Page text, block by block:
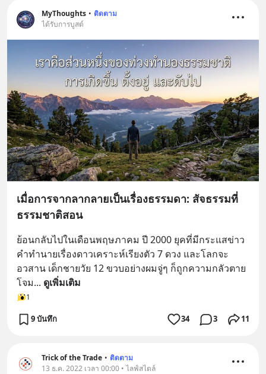
MyThoughts • ติดตาม
ได้รับการบูสต์
เมื่อการจากลากลายเป็นเรื่องธรรมดา: สัจธรรมที่
ธรรมชาติสอน
ย้อนกลับไปในเดือนพฤษภาคม ปี 2000 ยุคที่มีกระแสข่าว
คำทำนายเรื่องดาวเคราะห์เรียงตัว 7 ดวง และโลกจะ
อวสาน เด็กชายวัย 12 ขวบอย่างผมจู่ๆ ก็ถูกความกลัวตาย
โจม... ดูเพิ่มเติม
1
9 บันทึก 34 3 11
Trick of the Trade • ติดตาม
13 ธ.ค. 2022 เวลา 00:00 • ไลฟ์สไตล์